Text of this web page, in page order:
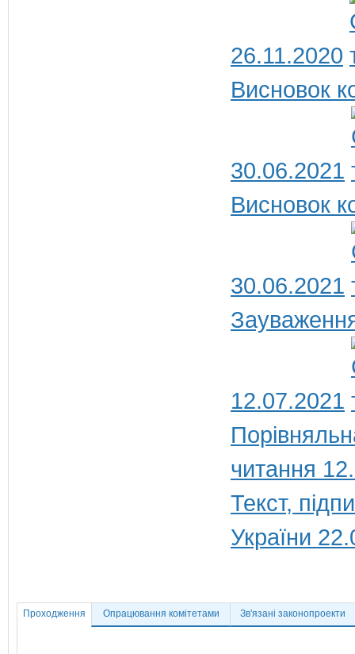
26.11.2020
Висновок
30.06.2021
Висновок
30.06.2021
12.07.2021
читання
Текст,
України
Проходження Опрацювання комітетами Зв'язані законопроекти